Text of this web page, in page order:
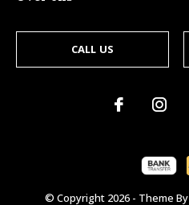
CALL US
© Copyright 2026- Theme By